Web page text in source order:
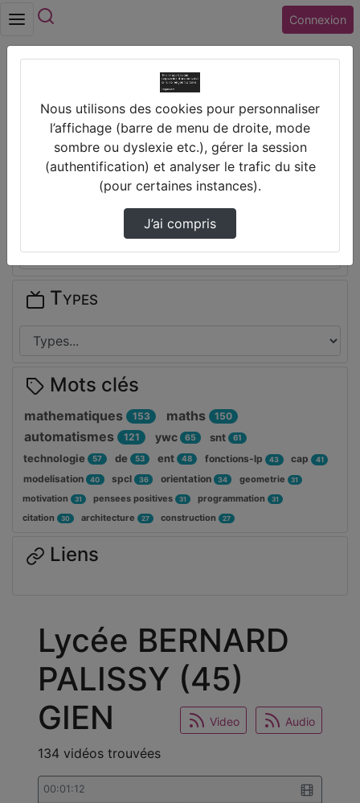
Connexion
Lycée BERNARD
PALISSY (45)
GIEN
Video Audio
134 vidéos trouvées
00:01:12
Thèmes de Lycée BERNARD PALISSY
(45) GIEN
Disciplines
Types
Mots clés
mathematiques 153 maths 150
automatismes 121 ywc 65 snt 61
technologie 57 de 53 ent 48 fonctions-lp 43 cap 41
modelisation 40 spcl 36 orientation 34 geometrie 31
motivation 31 pensees positives 31 programmation 31
citation 30 architecture 27 construction 27
Liens
Nous utilisons des cookies pour personnaliser
l’affichage (barre de menu de droite, mode
sombre ou dyslexie etc.), gérer la session
(authentification) et analyser le trafic du site
(pour certaines instances).
J’ai compris